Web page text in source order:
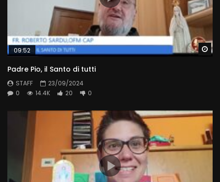
09:52
Padre Pio, il Santo di tutti
STAFF
23/09/2024
0
14.4K 20 0